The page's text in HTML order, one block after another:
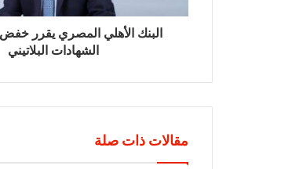
البنك الأهلي المصري يقرر خفض
الشهادات البلاتيني
مقالات ذات صلة